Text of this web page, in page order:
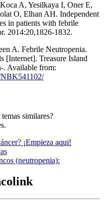
A, Yesilkaya I, Oner E,
O, Elhan AH. Independent
in patients with febrile
2014:20,1826-1832.
A. Febrile Neutropenia.
[Internet]. Treasure Island
. Available from:
similares?
¡Empieza aqui!
(neutropenia):